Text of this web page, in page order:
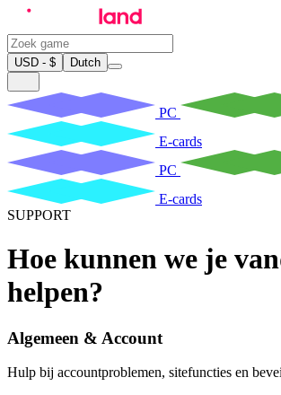
USD - $ Dutch
PC
E-cards
PC
E-cards
SUPPORT
Hoe kunnen we je
helpen?
Algemeen & Account
Hulp bij accountproblemen, sitefuncties en